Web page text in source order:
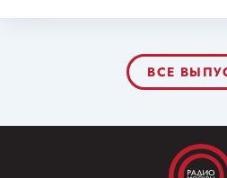
ВСЕ